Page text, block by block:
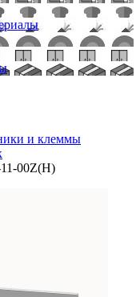
и клеммы
00Z(H)